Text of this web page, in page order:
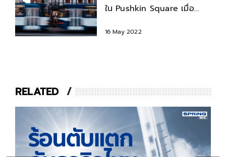
ใน Pushkin Square เมื่อ
รัสเซีย
16 May 2022
RELATED